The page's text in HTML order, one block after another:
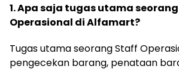
1. Apa saja tugas utama
Operasional di Alfamart?
Tugas utama seorang Staff
pengecekan barang, penataan